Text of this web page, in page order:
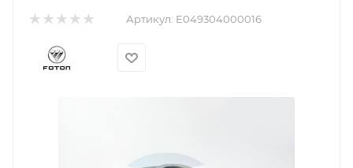
Артикул: E049304000016